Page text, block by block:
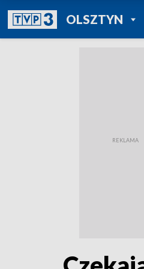
OLSZTYN
POWRÓT
TVP